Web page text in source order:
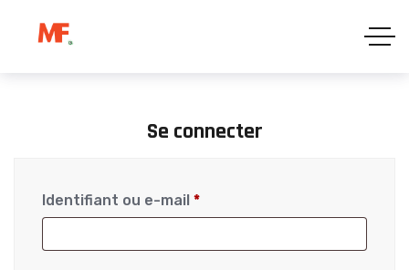
Se connecter
Identifiant ou e-mail *